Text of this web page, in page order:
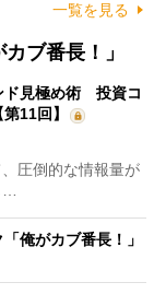
一覧を見る
ブ番長！」
ド見極め術 投資コ
11回】
圧倒的な情報量が
俺がカブ番長！」